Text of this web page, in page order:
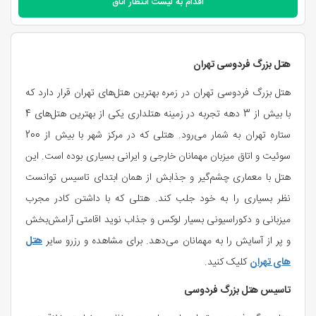
هتل بزرگ فردوسی تهران
هتل بزرگ فردوسی تهران در زمره بهترین هتل‌های تهران قرار دارد که
با بیش از 3 دهه تجربه در زمینه هتلداری یکی از بهترین هتل‌های 4
ستاره تهران به شمار می‌رود. هتلی که در مرکز شهر با بیش از 200
سوئیت و اتاق میزبان مهمانان خارجی و ایرانی بسیاری بوده است. این
هتل با معماری چشم‌گیر و جذابش از همان ابتدای تاسیس توانست
نظر بسیاری را به خود جلب کند. هتلی که با داشتن کادر مجرب
میزبانی و دکوراسیونی بسیار لوکس و جذاب نوید اقامتی آرامش‌بخش
و پر از آسایش را به مهمانان می‌دهد. برای مشاهده و رزرو سایر هتل
های تهرانکلیک کنید.
تاسیس هتل بزرگ فردوسی